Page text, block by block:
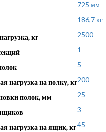
725 мм
186,7 кг
кг 2500
1
5
нагрузка на полку, кг200
полок, мм 25
3
нагрузка на ящик, кг45